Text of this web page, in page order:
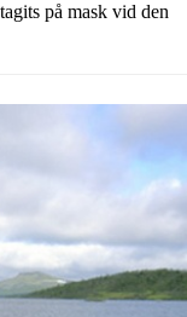
på mask vid den